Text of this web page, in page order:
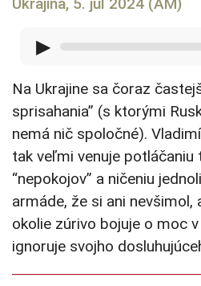
▶
Na Ukrajine sa čoraz
sprisahania” (s ktorými
nemá nič spoločné).
tak veľmi venuje potláčaniu
“nepokojov” a ničeniu
armáde, že si ani nevšimol,
okolie zúrivo bojuje o moc
ignoruje svojho